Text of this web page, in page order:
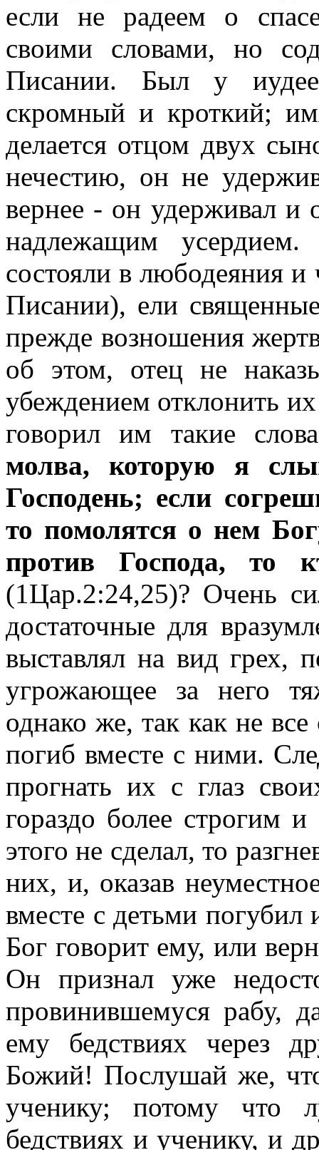
если не радеем о
своими словами, но
Писании. Был у
скромный и кроткий;
делается отцом двух
нечестию, он не
вернее - он удерживал и
надлежащим
состояли в любодеяния
Писании), ели
прежде возношения
об этом, отец не
убеждением отклонить
говорил им такие
молва, которую я
Господень; если
то помолятся о нем
против Господа, то
(1Цар.2:24,25)? Очень
достаточные для
выставлял на вид грех,
угрожающее за него
однако же, так как не
погиб вместе с ними.
прогнать их с глаз
гораздо более строгим
этого не сделал, то
них, и, оказав
вместе с детьми
Бог говорит ему, или
Он признал уже
провинившемуся рабу,
ему бедствиях через
Божий! Послушай же,
ученику; потому что
бедствиях и ученику, и